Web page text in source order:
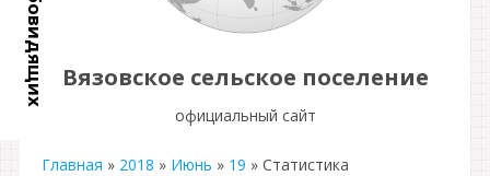
Вязовское сельское поселение
официальный сайт
Главная » 2018 » Июнь » 19 » Статистика